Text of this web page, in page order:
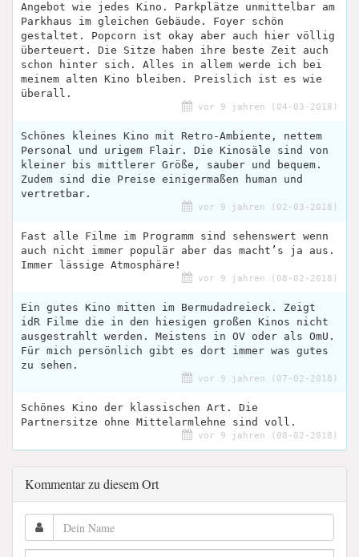
Angebot wie jedes Kino. Parkplätze unmittelbar am
Parkhaus im gleichen Gebäude. Foyer schön
gestaltet. Popcorn ist okay aber auch hier völlig
überteuert. Die Sitze haben ihre beste Zeit auch
schon hinter sich. Alles in allem werde ich bei
meinem alten Kino bleiben. Preislich ist es wie
überall.
vor 9 jahren (04-03-2018)
Schönes kleines Kino mit Retro-Ambiente, nettem
Personal und urigem Flair. Die Kinosäle sind von
kleiner bis mittlerer Größe, sauber und bequem.
Zudem sind die Preise einigermaßen human und
vertretbar.
vor 9 jahren (02-03-2018)
Fast alle Filme im Programm sind sehenswert wenn
auch nicht immer populär aber das macht’s ja aus.
Immer lässige Atmosphäre!
vor 9 jahren (08-02-2018)
Ein gutes Kino mitten im Bermudadreieck. Zeigt
idR Filme die in den hiesigen großen Kinos nicht
ausgestrahlt werden. Meistens in OV oder als OmU.
Für mich persönlich gibt es dort immer was gutes
zu sehen.
vor 9 jahren (07-02-2018)
Schönes Kino der klassischen Art. Die
Partnersitze ohne Mittelarmlehne sind voll.
vor 9 jahren (08-02-2018)
Kommentar zu diesem Ort